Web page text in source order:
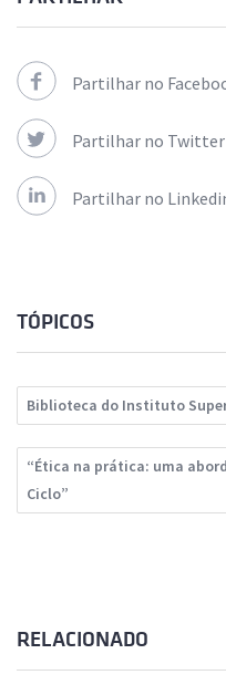
Partilhar no
Partilhar no Twitter
Partilhar no
TÓPICOS
Biblioteca do Instituto
“Ética na prática: uma
Ciclo”
RELACIONADO